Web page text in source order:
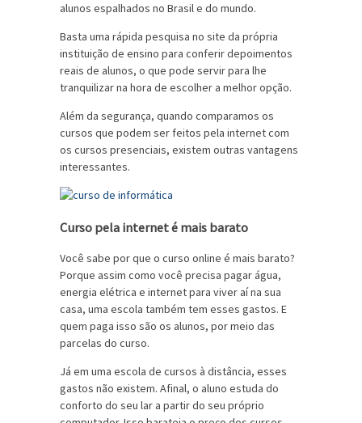
alunos espalhados no Brasil e do mundo.
Basta uma rápida pesquisa no site da própria
instituição de ensino para conferir depoimentos
reais de alunos, o que pode servir para lhe
tranquilizar na hora de escolher a melhor opção.
Além da segurança, quando comparamos os
cursos que podem ser feitos pela internet com
os cursos presenciais, existem outras vantagens
interessantes.
Curso pela internet é mais barato
Você sabe por que o curso online é mais barato?
Porque assim como você precisa pagar água,
energia elétrica e internet para viver aí na sua
casa, uma escola também tem esses gastos. E
quem paga isso são os alunos, por meio das
parcelas do curso.
Já em uma escola de cursos à distância, esses
gastos não existem. Afinal, o aluno estuda do
conforto do seu lar a partir do seu próprio